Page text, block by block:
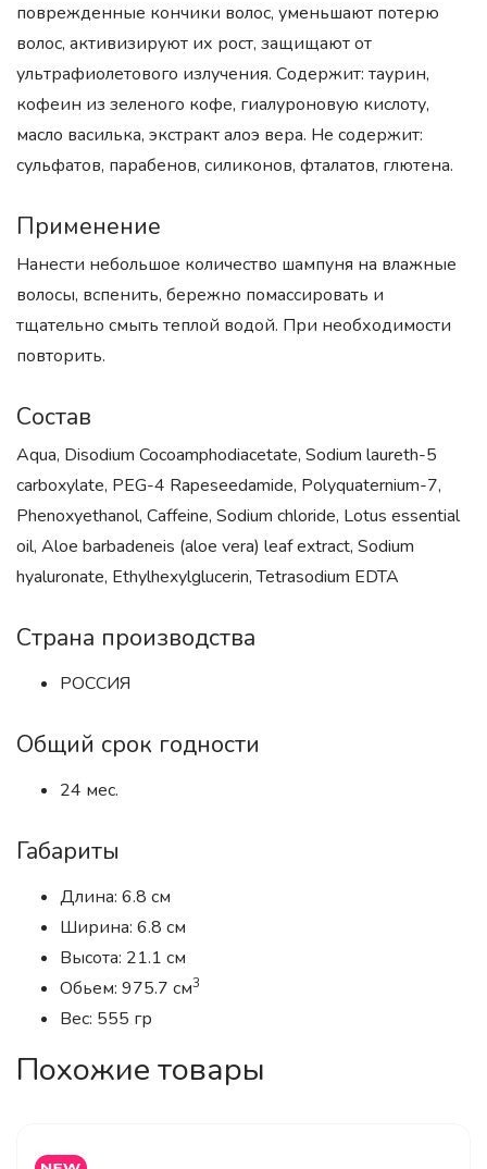
поврежденные кончики волос, уменьшают потерю
волос, активизируют их рост, защищают от
ультрафиолетового излучения. Содержит: таурин,
кофеин из зеленого кофе, гиалуроновую кислоту,
масло василька, экстракт алоэ вера. Не содержит:
сульфатов, парабенов, силиконов, фталатов, глютена.
Применение
Нанести небольшое количество шампуня на влажные
волосы, вспенить, бережно помассировать и
тщательно смыть теплой водой. При необходимости
повторить.
Состав
Aqua, Disodium Cocoamphodiacetate, Sodium laureth-5
carboxylate, PEG-4 Rapeseedamide, Polyquaternium-7,
Phenoxyethanol, Caffeine, Sodium chloride, Lotus essential
oil, Aloe barbadeneis (aloe vera) leaf extract, Sodium
hyaluronate, Ethylhexylglucerin, Tetrasodium EDTA
Страна производства
РОССИЯ
Общий срок годности
24 мес.
Габариты
Длина: 6.8 см
Ширина: 6.8 см
Высота: 21.1 см
Обьем: 975.7 см3
Вес: 555 гр
Похожие товары